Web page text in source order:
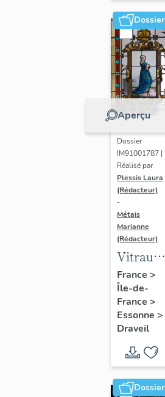
Dossier
Aperçu
Dossier
IM91001787 |
Réalisé par
Plessis Laura
(Rédacteur)
-
Métais
Marianne
(Rédacteur)
Vitraux
des
portes
de la
villa
Casteljad
France >
Île-de-
France >
Essonne >
Draveil
Dossier